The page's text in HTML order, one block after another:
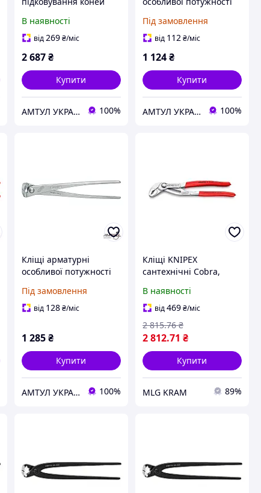
300
В наявності
від269 ₴/міс
2 687 ₴
Купити
АМТУЛ УКРАЇНА 100%
250
Під замовлення
від 112₴/міс
1 124₴
Купити
АМТУЛ УКРАЇНА 100%
Кліщі арматурні
особливої потужності
250
Під замовлення
від 128 ₴/міс
1 285 ₴
Купити
АМТУЛ УКРАЇНА 100%
Кліщі KNIPEX
сантехнічні Cobra,
В наявності
від469₴/міс
2 812.71 ₴
2 815.76 ₴
Купити
MLG KRAM 89%